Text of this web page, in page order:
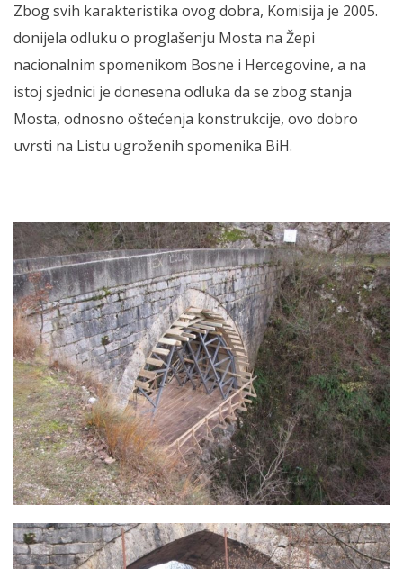
Zbog svih karakteristika ovog dobra, Komisija je 2005.
donijela odluku o proglašenju Mosta na Žepi
nacionalnim spomenikom Bosne i Hercegovine, a na
istoj sjednici je donesena odluka da se zbog stanja
Mosta, odnosno oštećenja konstrukcije, ovo dobro
uvrsti na Listu ugroženih spomenika BiH.